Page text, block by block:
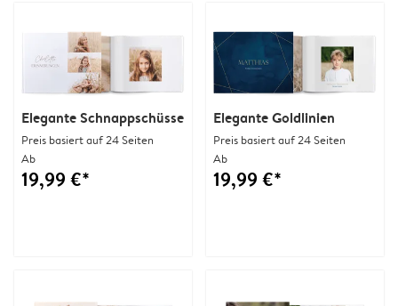
Elegante Schnappschüsse
Preis basiert auf 24 Seiten
Ab
19,99 €*
Elegante Goldlinien
Preis basiert auf 24 Seiten
Ab
19,99 €*